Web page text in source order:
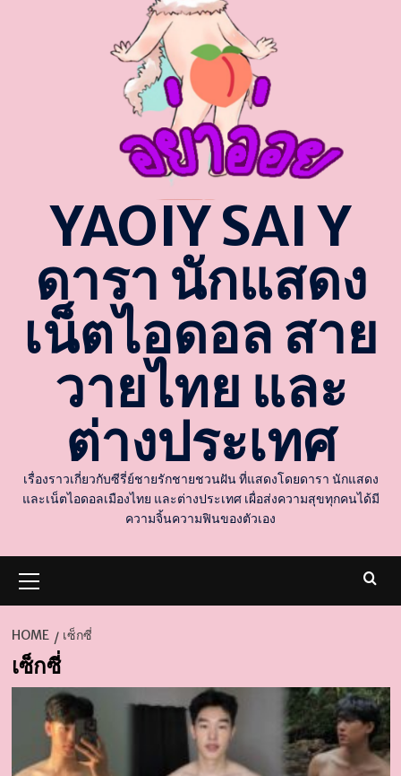
YAOIY SAI Y
ดารา นักแสดง
เน็ตไอดอล สาย
วายไทย และ
ต่างประเทศ
เรื่องราวเกี่ยวกับซีรี่ย์ชายรักชายชวนฝัน ที่แสดงโดยดารา นักแสดง
และเน็ตไอดอลเมืองไทย และต่างประเทศ เผื่อส่งความสุขทุกคนได้มี
ความจิ้นความฟินของตัวเอง
Menu
HOME เซ็กซี่
เซ็กซี่